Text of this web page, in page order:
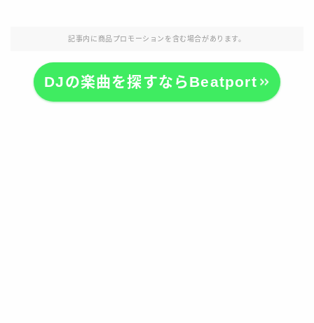
記事内に商品プロモーションを含む場合があります。
DJの楽曲を探すならBeatport